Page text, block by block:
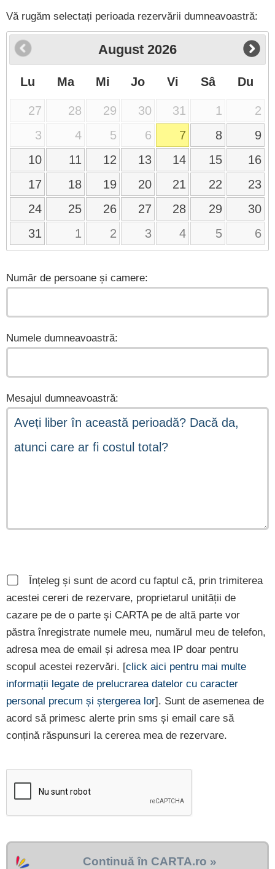
Vă rugăm selectați perioada rezervării dumneavoastră:
August 2026
Lu Ma Mi Jo Vi Sâ Du
27 28 29 30 31 1
2
3
4 5 6 7 8
9
10
11 12 13 14 15
16
17
18 19 20 21 22
23
24
25 26 27 28 29
30
31
1 2 3 4 5 6
Număr de persoane și camere:
Numele dumneavoastră:
Mesajul dumneavoastră:
Înțeleg și sunt de acord cu faptul că, prin trimiterea
acestei cereri de rezervare, proprietarul unității de
cazare pe de o parte și CARTA pe de altă parte vor
păstra înregistrate numele meu, numărul meu de telefon,
adresa mea de email și adresa mea IP doar pentru
scopul acestei rezervări. [click aici pentru mai multe
informații legate de prelucrarea datelor cu caracter
personal precum și ștergerea lor]. Sunt de asemenea de
acord să primesc alerte prin sms și email care să
conțină răspunsuri la cererea mea de rezervare.
Continuă în CARTA.ro »